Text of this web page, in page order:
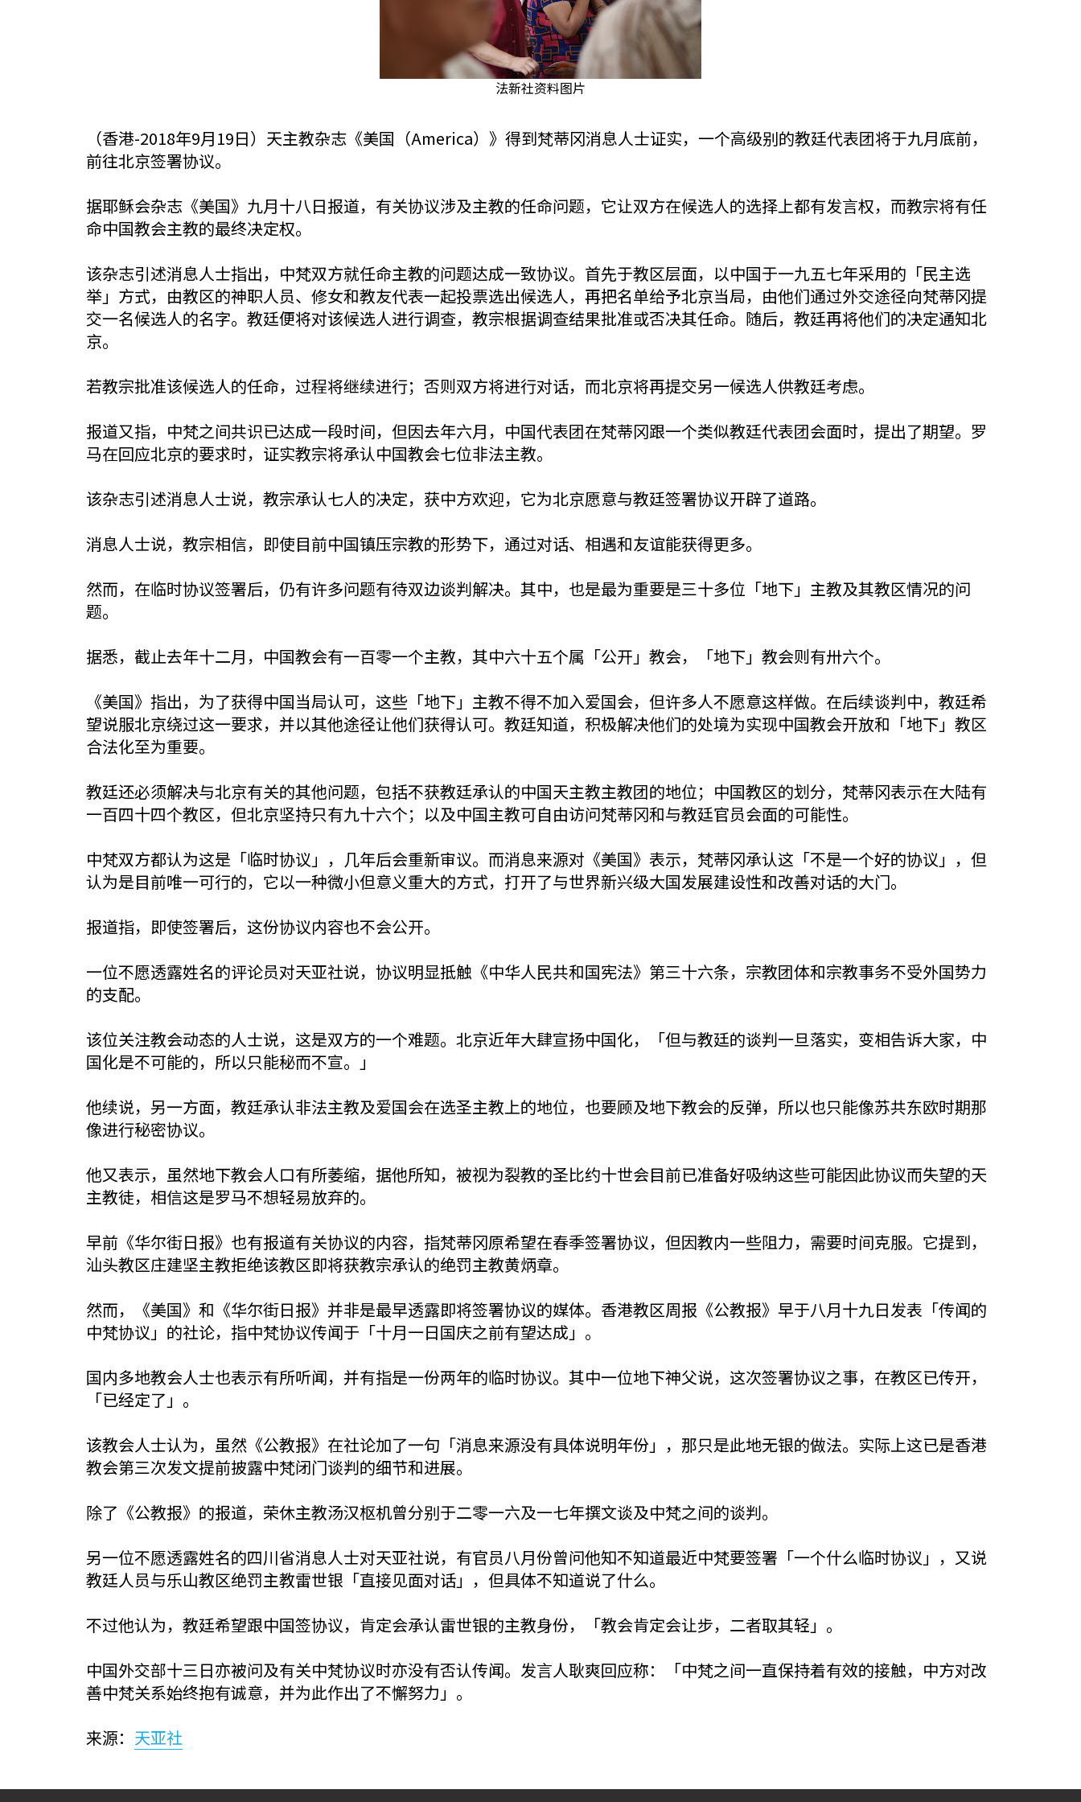
法新社资料图片
（香港-2018年9月19日）天主教杂志《美国（America）》得到梵蒂冈消息人士证实，一个高级别的教廷代表团将于九月底前，
前往北京签署协议。
据耶稣会杂志《美国》九月十八日报道，有关协议涉及主教的任命问题，它让双方在候选人的选择上都有发言权，而教宗将有任
命中国教会主教的最终决定权。
该杂志引述消息人士指出，中梵双方就任命主教的问题达成一致协议。首先于教区层面，以中国于一九五七年采用的「民主选
举」方式，由教区的神职人员、修女和教友代表一起投票选出候选人，再把名单给予北京当局，由他们通过外交途径向梵蒂冈提
交一名候选人的名字。教廷便将对该候选人进行调查，教宗根据调查结果批准或否决其任命。随后，教廷再将他们的决定通知北
京。
若教宗批准该候选人的任命，过程将继续进行；否则双方将进行对话，而北京将再提交另一候选人供教廷考虑。
报道又指，中梵之间共识已达成一段时间，但因去年六月，中国代表团在梵蒂冈跟一个类似教廷代表团会面时，提出了期望。罗
马在回应北京的要求时，证实教宗将承认中国教会七位非法主教。
该杂志引述消息人士说，教宗承认七人的决定，获中方欢迎，它为北京愿意与教廷签署协议开辟了道路。
消息人士说，教宗相信，即使目前中国镇压宗教的形势下，通过对话、相遇和友谊能获得更多。
然而，在临时协议签署后，仍有许多问题有待双边谈判解决。其中，也是最为重要是三十多位「地下」主教及其教区情况的问
题。
据悉，截止去年十二月，中国教会有一百零一个主教，其中六十五个属「公开」教会，「地下」教会则有卅六个。
《美国》指出，为了获得中国当局认可，这些「地下」主教不得不加入爱国会，但许多人不愿意这样做。在后续谈判中，教廷希
望说服北京绕过这一要求，并以其他途径让他们获得认可。教廷知道，积极解决他们的处境为实现中国教会开放和「地下」教区
合法化至为重要。
教廷还必须解决与北京有关的其他问题，包括不获教廷承认的中国天主教主教团的地位；中国教区的划分，梵蒂冈表示在大陆有
一百四十四个教区，但北京坚持只有九十六个；以及中国主教可自由访问梵蒂冈和与教廷官员会面的可能性。
中梵双方都认为这是「临时协议」，几年后会重新审议。而消息来源对《美国》表示，梵蒂冈承认这「不是一个好的协议」，但
认为是目前唯一可行的，它以一种微小但意义重大的方式，打开了与世界新兴级大国发展建设性和改善对话的大门。
报道指，即使签署后，这份协议内容也不会公开。
一位不愿透露姓名的评论员对天亚社说，协议明显抵触《中华人民共和国宪法》第三十六条，宗教团体和宗教事务不受外国势力
的支配。
该位关注教会动态的人士说，这是双方的一个难题。北京近年大肆宣扬中国化，「但与教廷的谈判一旦落实，变相告诉大家，中
国化是不可能的，所以只能秘而不宣。」
他续说，另一方面，教廷承认非法主教及爱国会在选圣主教上的地位，也要顾及地下教会的反弹，所以也只能像苏共东欧时期那
像进行秘密协议。
他又表示，虽然地下教会人口有所萎缩，据他所知，被视为裂教的圣比约十世会目前已准备好吸纳这些可能因此协议而失望的天
主教徒，相信这是罗马不想轻易放弃的。
早前《华尔街日报》也有报道有关协议的内容，指梵蒂冈原希望在春季签署协议，但因教内一些阻力，需要时间克服。它提到，
汕头教区庄建坚主教拒绝该教区即将获教宗承认的绝罚主教黄炳章。
然而，《美国》和《华尔街日报》并非是最早透露即将签署协议的媒体。香港教区周报《公教报》早于八月十九日发表「传闻的
中梵协议」的社论，指中梵协议传闻于「十月一日国庆之前有望达成」。
国内多地教会人士也表示有所听闻，并有指是一份两年的临时协议。其中一位地下神父说，这次签署协议之事，在教区已传开，
「已经定了」。
该教会人士认为，虽然《公教报》在社论加了一句「消息来源没有具体说明年份」，那只是此地无银的做法。实际上这已是香港
教会第三次发文提前披露中梵闭门谈判的细节和进展。
除了《公教报》的报道，荣休主教汤汉枢机曾分别于二零一六及一七年撰文谈及中梵之间的谈判。
另一位不愿透露姓名的四川省消息人士对天亚社说，有官员八月份曾问他知不知道最近中梵要签署「一个什么临时协议」，又说
教廷人员与乐山教区绝罚主教雷世银「直接见面对话」，但具体不知道说了什么。
不过他认为，教廷希望跟中国签协议，肯定会承认雷世银的主教身份，「教会肯定会让步，二者取其轻」。
中国外交部十三日亦被问及有关中梵协议时亦没有否认传闻。发言人耿爽回应称：「中梵之间一直保持着有效的接触，中方对改
善中梵关系始终抱有诚意，并为此作出了不懈努力」。
来源： 天亚社